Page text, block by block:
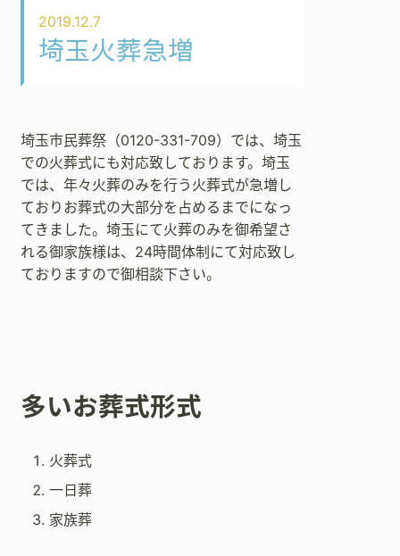
2019.12.7
埼玉火葬急増
埼玉市民葬祭（0120-331-709）では、埼玉
での火葬式にも対応致しております。埼玉
では、年々火葬のみを行う火葬式が急増し
ておりお葬式の大部分を占めるまでになっ
てきました。埼玉にて火葬のみを御希望さ
れる御家族様は、24時間体制にて対応致し
ておりますので御相談下さい。
多いお葬式形式
火葬式
一日葬
家族葬